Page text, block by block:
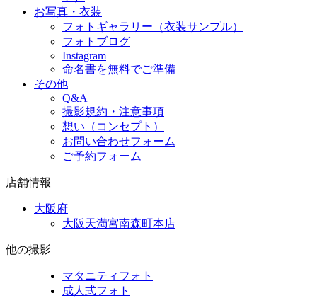
お写真・衣装
フォトギャラリー（衣装サンプル）
フォトブログ
Instagram
命名書を無料でご準備
その他
Q&A
撮影規約・注意事項
想い（コンセプト）
お問い合わせフォーム
ご予約フォーム
店舗情報
大阪府
大阪天満宮南森町本店
他の撮影
マタニティフォト
成人式フォト